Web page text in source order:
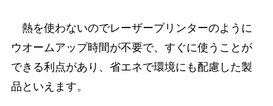
熱を使わないのでレーザープリンターのように
ウオームアップ時間が不要で、すぐに使うことが
できる利点があり、省エネで環境にも配慮した製
品といえます。